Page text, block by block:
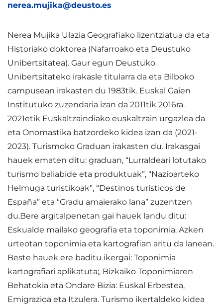
nerea.mujika@deusto.es
Nerea Mujika Ulazia Geografiako lizentziatua da eta
Historiako doktorea (Nafarroako eta Deustuko
Unibertsitatea). Gaur egun Deustuko
Unibertsitateko irakasle titularra da eta Bilboko
campusean irakasten du 1983tik. Euskal Gaien
Institutuko zuzendaria izan da 2011tik 2016ra.
2021etik Euskaltzaindiako euskaltzain urgazlea da
eta Onomastika batzordeko kidea izan da (2021-
2023). Turismoko Graduan irakasten du. Irakasgai
hauek ematen ditu: graduan, “Lurraldeari lotutako
turismo baliabide eta produktuak”, “Nazioarteko
Helmuga turistikoak”, “Destinos turísticos de
España” eta “Gradu amaierako lana” zuzentzen
du.Bere argitalpenetan gai hauek landu ditu:
Eskualde mailako geografia eta toponimia. Azken
urteotan toponimia eta kartografian aritu da lanean.
Beste hauek ere baditu ikergai: Toponimia
kartografiari aplikatuta;, Bizkaiko Toponimiaren
Behatokia eta Ondare Bizia: Euskal Erbestea,
Emigrazioa eta Itzulera. Turismo ikertaldeko kidea